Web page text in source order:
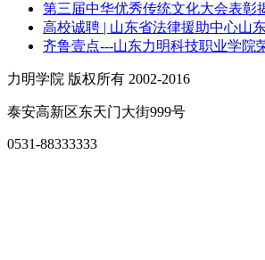
第三届中华优秀传统文化大会表彰
高校诚聘 | 山东省法律援助中心山
齐鲁壹点---山东力明科技职业学院
力明学院 版权所有 2002-2016
泰安高新区东天门大街999号
0531-88333333